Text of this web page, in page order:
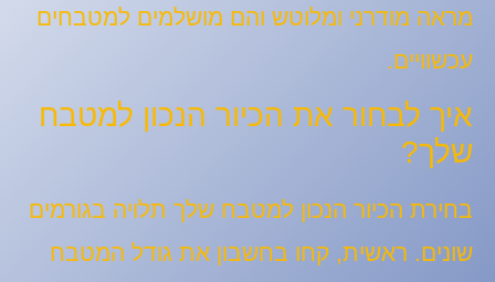
מראה מודרני ומלוטש והם מושלמים למטבחים
עכשוויים.
איך לבחור את הכיור הנכון למטבח
שלך?
בחירת הכיור הנכון למטבח שלך תלויה בגורמים
שונים. ראשית, קחו בחשבון את גודל המטבח